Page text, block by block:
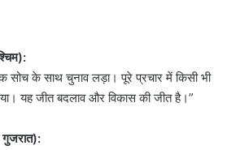
सोच के साथ चुनाव लड़ा। पूरे प्रचार में किसी भी
यह जीत बदलाव और विकास की जीत है।”
गुजरात):